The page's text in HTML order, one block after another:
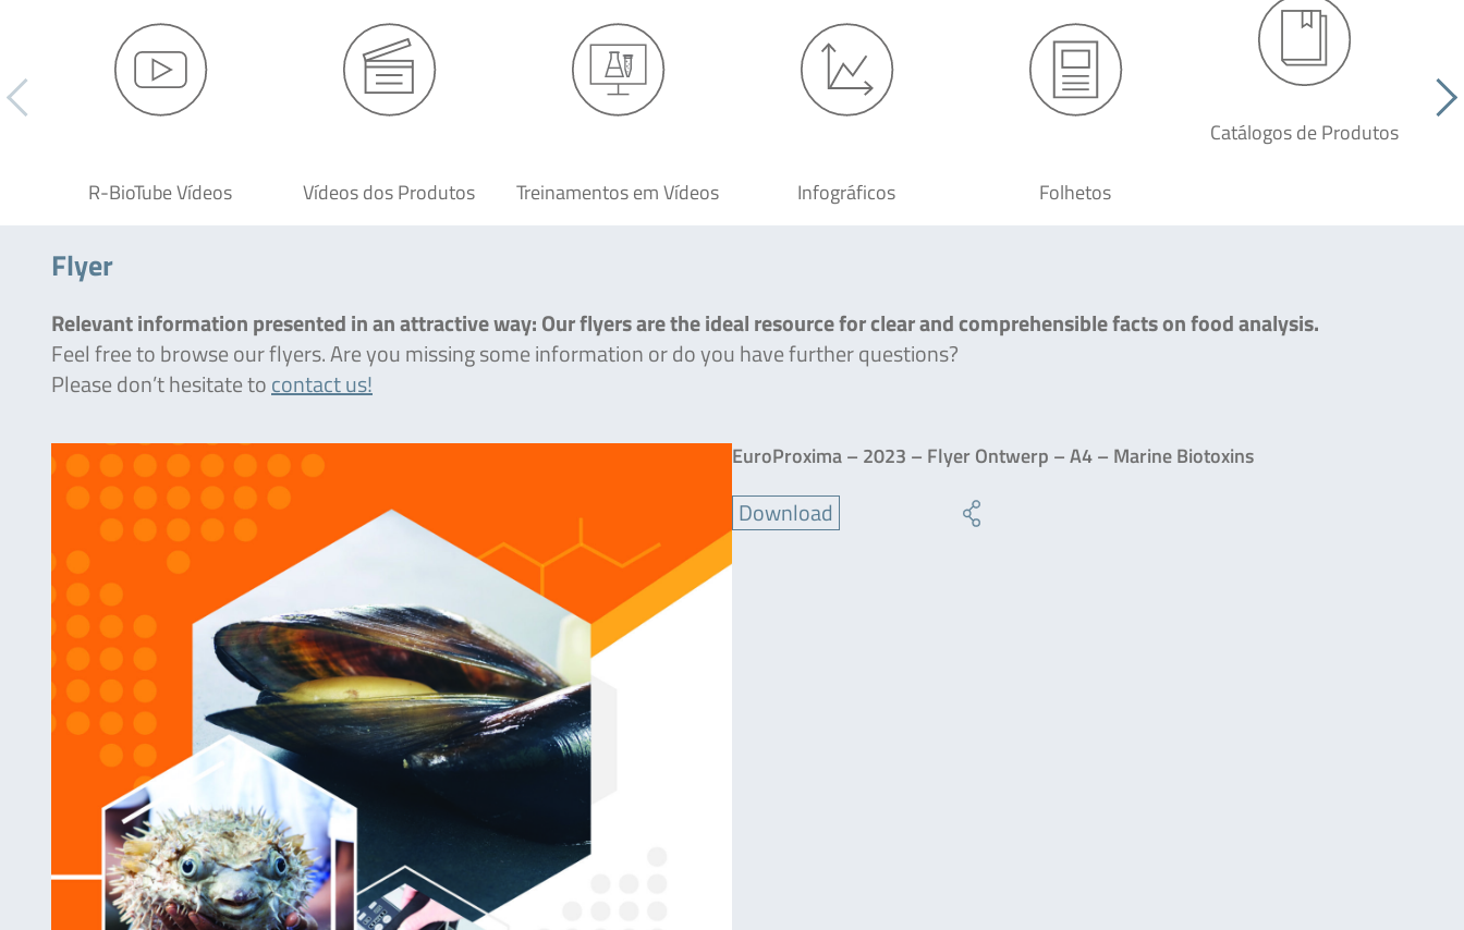
R-BioTube Vídeos Vídeos dos Produtos Treinamentos em Vídeos Infográficos Folhetos
Catálogos de Produtos
Flyer
Relevant information presented in an attractive way: Our flyers are the ideal resource for clear and comprehensible facts on food analysis.
Feel free to browse our flyers. Are you missing some information or do you have further questions?
Please don’t hesitate tocontact us!
EuroProxima – 2023 – Flyer Ontwerp – A4 – Marine Biotoxins
Download